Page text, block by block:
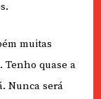
muitas
quase a
Nunca será